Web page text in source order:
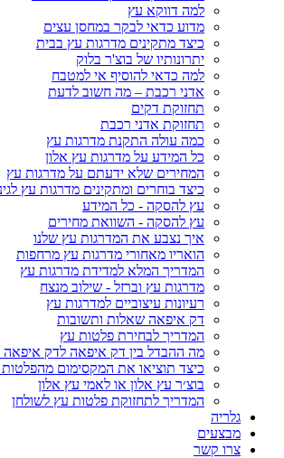
למה דווקא עץ
מדוע כדאי לבקר במחסן עצים
כיצד מתקינים מדרגות עץ בבית
יתרונותיו של בוצ'ר בלוק
למה כדאי להוסיף אי למטבח
אדני רכבת – מה חשוב לדעת
תחזוקת דקים
תחזוקת אדני רכבת
כמה עולה התקנת מדרגות עץ
כל המידע על מדרגות עץ אלון
המחירים שלא ידעתם על מדרגות עץ
כיצד בוחרים ומתקינים מדרגות עץ
עץ להסקה - כל המידע
עץ להסקה - השוואת מחירים
איך נצבע את המדרגות עץ שלנו
הואריו מאחורי מדרגות עץ מרחפות
המדריך המלא למדידת מדרגות עץ
מדרגות עץ וברזל - שילוב מנצח
רעיונות עיצוביים למדרגות עץ
דק איפאה שאלות ותשובות
המדריך לבחירת פלטות עץ
מה ההבדל בין דק איפאה לדק איפאה
כיצד תוציאו את המקסימום
בוצ׳ר עץ אלון או לאמי עץ אלון
המדריך לתחזוקת פלטות עץ לשולחן
גלריה
מבצעים
צרו קשר